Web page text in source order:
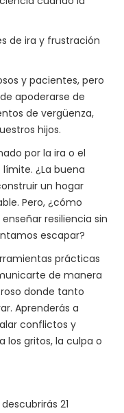
de ira y frustración
y pacientes, pero
apoderarse de
de vergüenza,
hijos.
por la ira o el
¿La buena
un hogar
Pero, ¿cómo
resiliencia sin
escapar?
prácticas
de manera
donde tanto
Aprenderás a
conflictos y
los gritos, la culpa o
21